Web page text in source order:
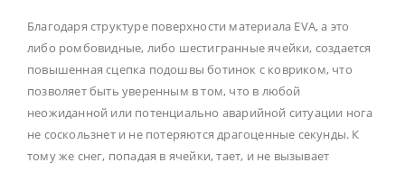
Благодаря структуре поверхности материала EVA, а это
либо ромбовидные, либо шестигранные ячейки, создается
повышенная сцепка подошвы ботинок с ковриком, что
позволяет быть уверенным в том, что в любой
неожиданной или потенциально аварийной ситуации нога
не соскользнет и не потеряются драгоценные секунды. К
тому же снег, попадая в ячейки, тает, и не вызывает